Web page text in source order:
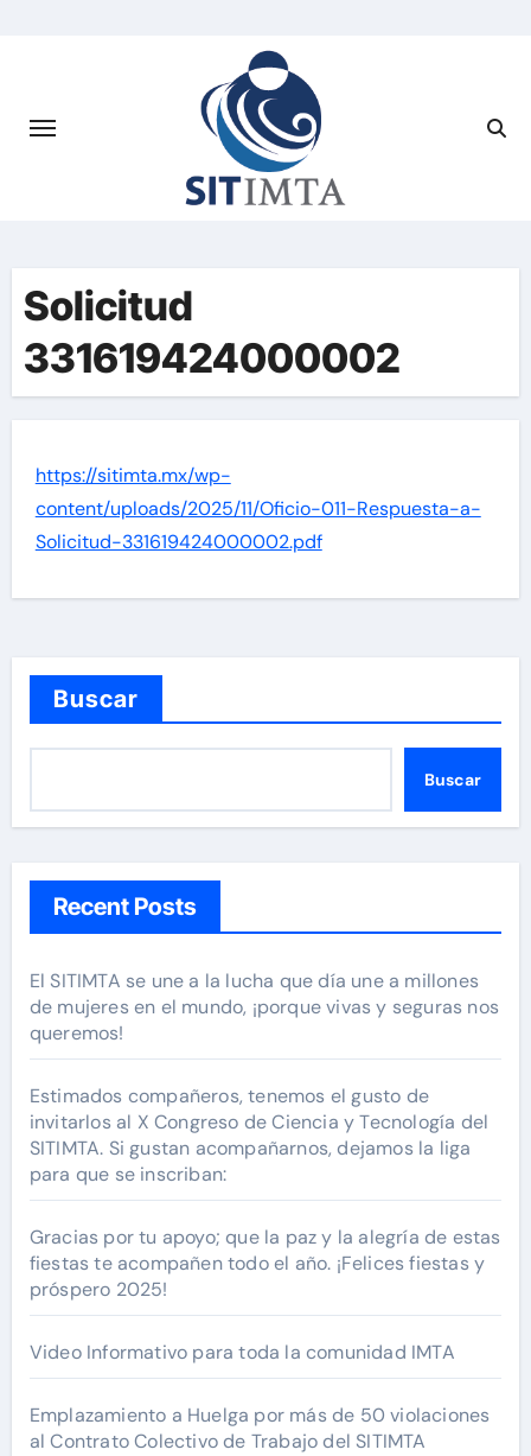
Solicitud
331619424000002
https://sitimta.mx/wp-
content/uploads/2025/11/Oficio-011-Respuesta-a-
Solicitud-331619424000002.pdf
Buscar
Buscar
Recent Posts
El SITIMTA se une a la lucha que día une a millones
de mujeres en el mundo, ¡porque vivas y seguras nos
queremos!
Estimados compañeros, tenemos el gusto de
invitarlos al X Congreso de Ciencia y Tecnología del
SITIMTA. Si gustan acompañarnos, dejamos la liga
para que se inscriban:
Gracias por tu apoyo; que la paz y la alegría de estas
fiestas te acompañen todo el año. ¡Felices fiestas y
próspero 2025!
Video Informativo para toda la comunidad IMTA
Emplazamiento a Huelga por más de 50 violaciones
al Contrato Colectivo de Trabajo del SITIMTA